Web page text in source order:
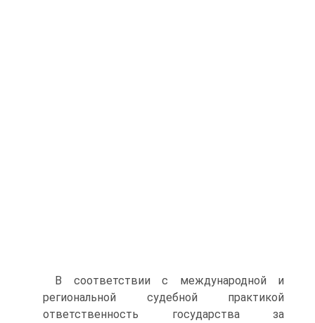
В соответствии с международной и
региональной судебной практикой
ответственность государства за